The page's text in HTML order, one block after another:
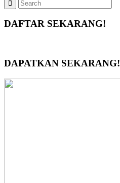
DAFTAR SEKARANG!
DAPATKAN SEKARANG!